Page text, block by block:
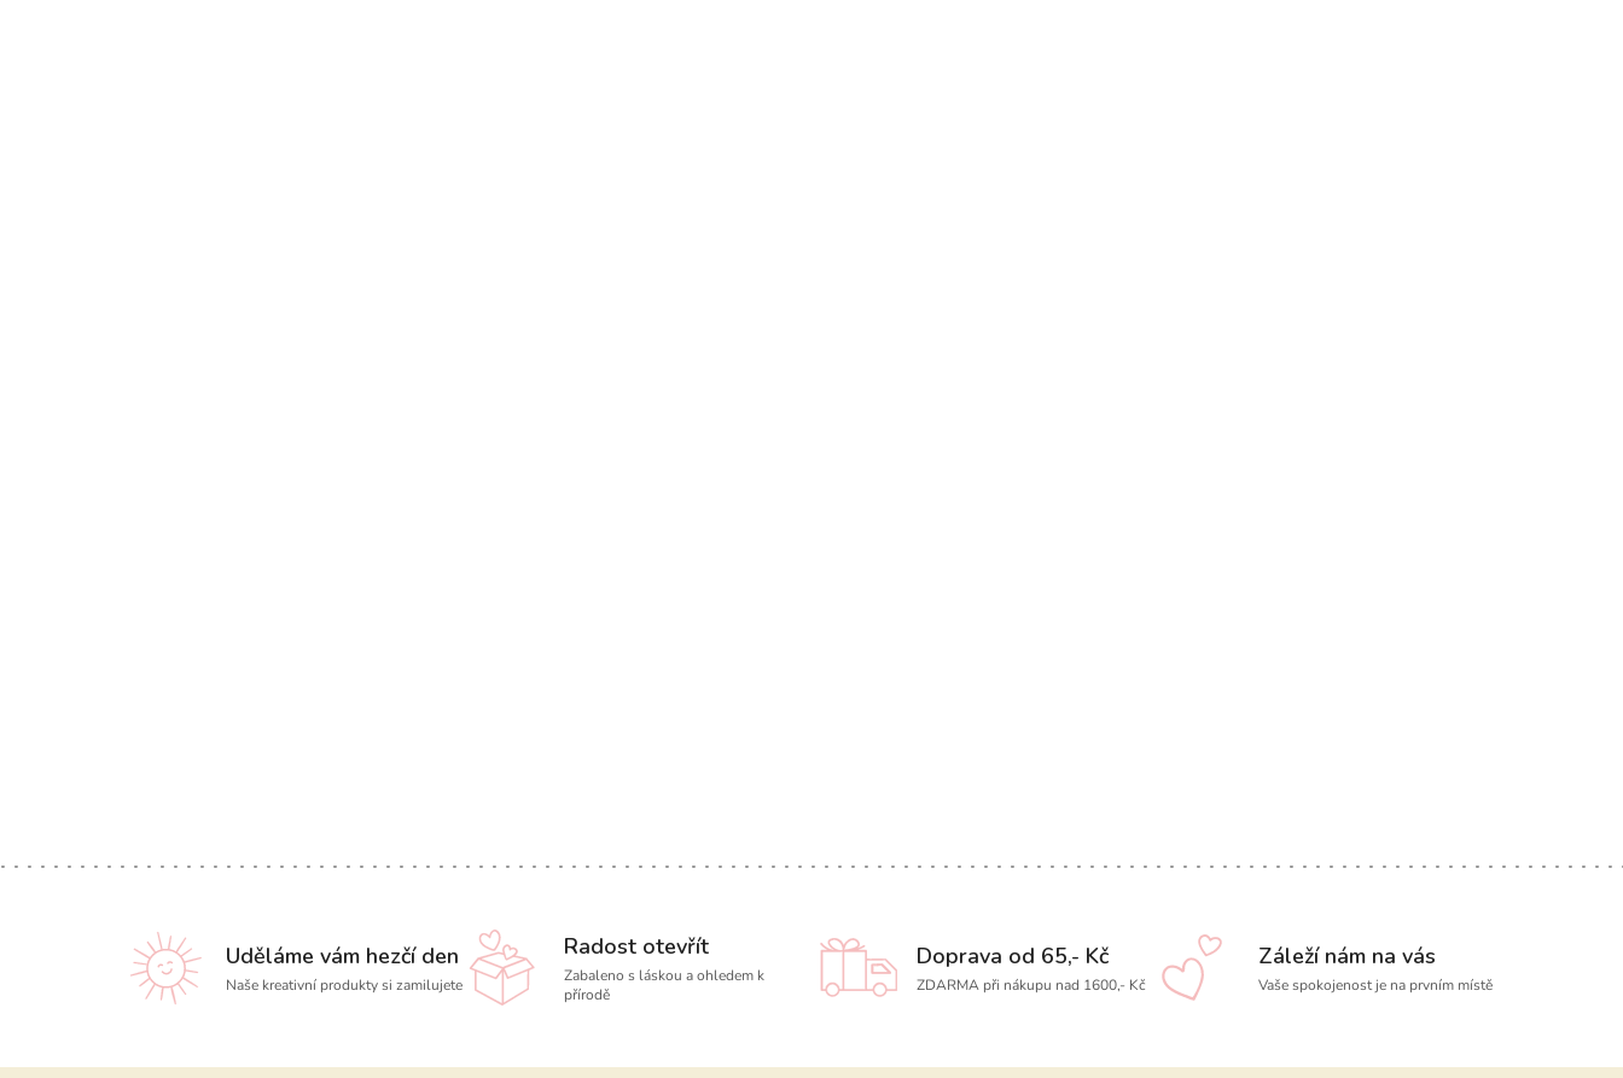
Uděláme vám hezčí den
Naše kreativní produkty si zamilujete
Radost otevřít
Zabaleno s láskou a ohledem k
přírodě
Doprava od 65,- Kč
ZDARMA při nákupu nad 1600,- Kč
Záleží nám na vás
Vaše spokojenost je na prvním místě